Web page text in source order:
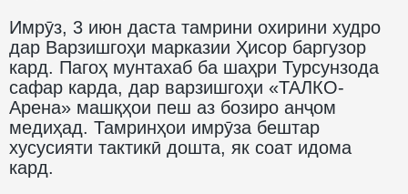
Имрӯз, 3 июн даста тамрини охирини худро
дар Варзишгоҳи марказии Ҳисор баргузор
кард. Пагоҳ мунтахаб ба шаҳри Турсунзода
сафар карда, дар варзишгоҳи «ТАЛКО-
Арена» машқҳои пеш аз бозиро анҷом
медиҳад. Тамринҳои имрӯза бештар
хусусияти тактикӣ дошта, як соат идома
кард.